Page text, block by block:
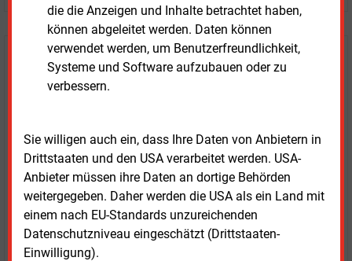
die die Anzeigen und Inhalte betrachtet haben,
können abgeleitet werden. Daten können
verwendet werden, um Benutzerfreundlichkeit,
Systeme und Software aufzubauen oder zu
verbessern.
Sie willigen auch ein, dass Ihre Daten von Anbietern in
Drittstaaten und den USA verarbeitet werden. USA-
Anbieter müssen ihre Daten an dortige Behörden
weitergegeben. Daher werden die USA als ein Land mit
einem nach EU-Standards unzureichenden
Datenschutzniveau eingeschätzt (Drittstaaten-
Einwilligung).
Login für Kunden
LOGIN